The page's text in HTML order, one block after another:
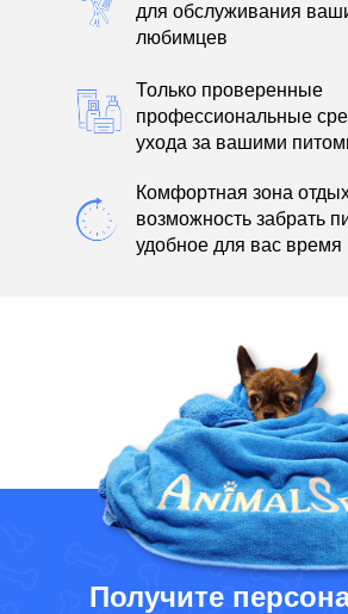
для обслуживания
любимцев
Только проверенные
профессиональные
ухода за вашими
Комфортная зона
возможность забрать
удобное для вас время
Получите